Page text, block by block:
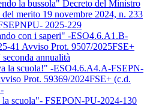
la bussola" Decreto del Ministro
del merito 19 novembre 2024, n. 233
2025-229
con i saperi" -ESO4.6.A1.B-
41 Avviso Prot. 9507/2025FSE+
annualità
la scuola!" -ESO4.6.A4.A-FSEPN-
Prot. 59369/2024FSE+ (c.d.
scuola"- FSEPON-PU-2024-130